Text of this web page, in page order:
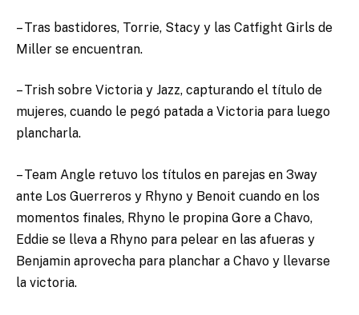
– Tras bastidores, Torrie, Stacy y las Catfight Girls de
Miller se encuentran.
– Trish sobre Victoria y Jazz, capturando el título de
mujeres, cuando le pegó patada a Victoria para luego
plancharla.
– Team Angle retuvo los títulos en parejas en 3way
ante Los Guerreros y Rhyno y Benoit cuando en los
momentos finales, Rhyno le propina Gore a Chavo,
Eddie se lleva a Rhyno para pelear en las afueras y
Benjamin aprovecha para planchar a Chavo y llevarse
la victoria.